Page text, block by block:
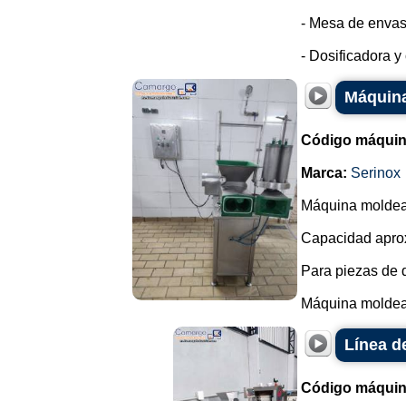
- Mesa de
- Dosificadora y
Código
Marca: Serinox
Máquina
Capacidad
Para piezas de
Máquina
Línea
Código